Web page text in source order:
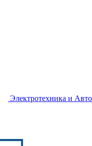
Электротехника и